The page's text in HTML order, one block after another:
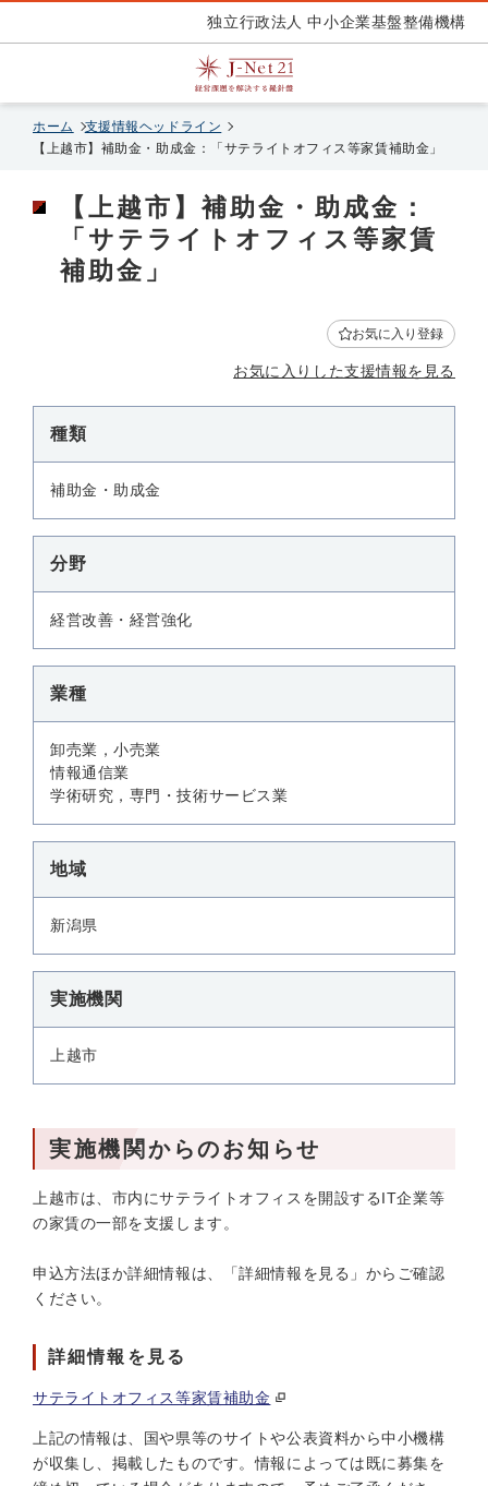
独立行政法人 中小企業基盤整備機構
ホーム
支援情報ヘッドライン
【上越市】補助金・助成金：「サテライトオフィス等家賃補助金」
【上越市】補助金・助成金：
「サテライトオフィス等家賃
補助金」
お気に入り登録
お気に入りした支援情報を見る
種類
補助金・助成金
分野
経営改善・経営強化
業種
卸売業，小売業
情報通信業
学術研究，専門・技術サービス業
地域
新潟県
実施機関
上越市
実施機関からのお知らせ
上越市は、市内にサテライトオフィスを開設するIT企業等
の家賃の一部を支援します。
申込方法ほか詳細情報は、「詳細情報を見る」からご確認
ください。
詳細情報を見る
サテライトオフィス等家賃補助金
上記の情報は、国や県等のサイトや公表資料から中小機構
が収集し、掲載したものです。情報によっては既に募集を